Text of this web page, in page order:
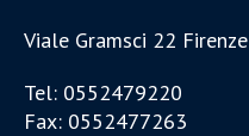
Viale Gramsci 22 Firenze
Tel: 0552479220
Fax: 0552477263